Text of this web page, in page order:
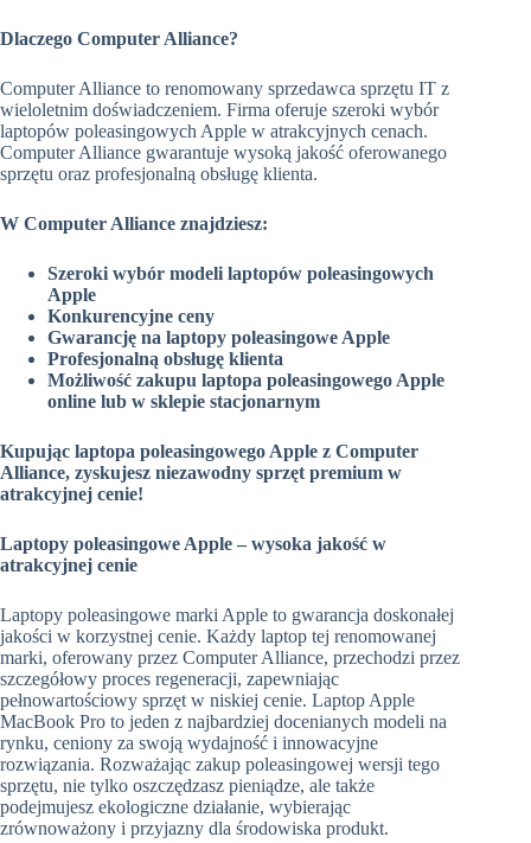
Dlaczego Computer Alliance?
Computer Alliance to renomowany sprzedawca sprzętu IT z
wieloletnim doświadczeniem. Firma oferuje szeroki wybór
laptopów poleasingowych Apple w atrakcyjnych cenach.
Computer Alliance gwarantuje wysoką jakość oferowanego
sprzętu oraz profesjonalną obsługę klienta.
W Computer Alliance znajdziesz:
Szeroki wybór modeli laptopów poleasingowych
Apple
Konkurencyjne ceny
Gwarancję na laptopy poleasingowe Apple
Profesjonalną obsługę klienta
Możliwość zakupu laptopa poleasingowego Apple
online lub w sklepie stacjonarnym
Kupując laptopa poleasingowego Apple z Computer
Alliance, zyskujesz niezawodny sprzęt premium w
atrakcyjnej cenie!
Laptopy poleasingowe Apple – wysoka jakość w
atrakcyjnej cenie
Laptopy poleasingowe marki Apple to gwarancja doskonałej
jakości w korzystnej cenie. Każdy laptop tej renomowanej
marki, oferowany przez Computer Alliance, przechodzi przez
szczegółowy proces regeneracji, zapewniając
pełnowartościowy sprzęt w niskiej cenie. Laptop Apple
MacBook Pro to jeden z najbardziej docenianych modeli na
rynku, ceniony za swoją wydajność i innowacyjne
rozwiązania. Rozważając zakup poleasingowej wersji tego
sprzętu, nie tylko oszczędzasz pieniądze, ale także
podejmujesz ekologiczne działanie, wybierając
zrównoważony i przyjazny dla środowiska produkt.